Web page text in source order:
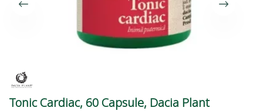
Tonic Cardiac, 60 Capsule, Dacia Plant